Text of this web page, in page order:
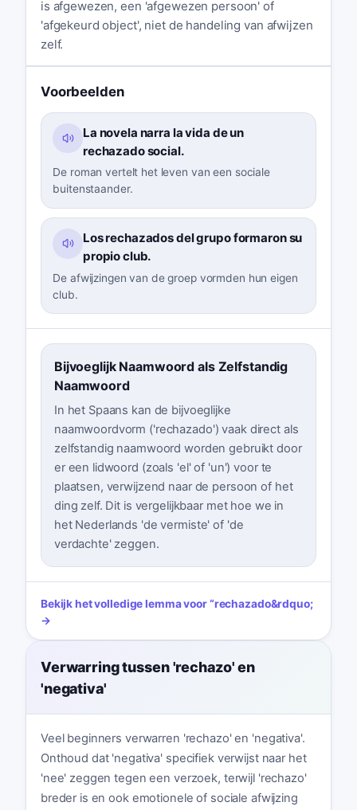
is afgewezen, een 'afgewezen persoon' of
'afgekeurd object', niet de handeling van afwijzen
zelf.
Voorbeelden
La novela narra la vida de un
rechazado social.
De roman vertelt het leven van een sociale
buitenstaander.
Los rechazados del grupo formaron su
propio club.
De afwijzingen van de groep vormden hun eigen
club.
Bijvoeglijk Naamwoord als Zelfstandig
Naamwoord
In het Spaans kan de bijvoeglijke
naamwoordvorm ('rechazado') vaak direct als
zelfstandig naamwoord worden gebruikt door
er een lidwoord (zoals 'el' of 'un') voor te
plaatsen, verwijzend naar de persoon of het
ding zelf. Dit is vergelijkbaar met hoe we in
het Nederlands 'de vermiste' of 'de
verdachte' zeggen.
Bekijk het volledige lemma voor“rechazado&rdquo;
→
Verwarring tussen 'rechazo' en
'negativa'
Veel beginners verwarren 'rechazo' en 'negativa'.
Onthoud dat 'negativa' specifiek verwijst naar het
'nee' zeggen tegen een verzoek, terwijl 'rechazo'
breder is en ook emotionele of sociale afwijzing